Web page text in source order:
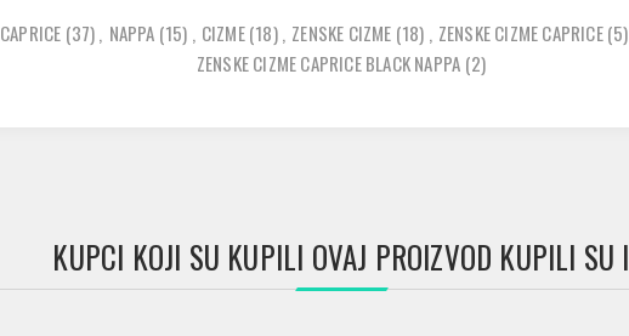
CAPRICE (37), NAPPA (15) , CIZME(18), ZENSKE CIZME (18) , ZENSKE CIZME CAPRICE(5)
ZENSKE CIZME CAPRICE BLACK NAPPA (2)
KUPCI KOJI SU KUPILI OVAJ PROIZVOD KUPILI SU I